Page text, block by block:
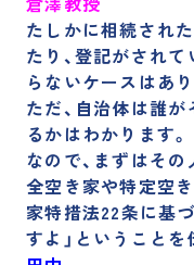
たしかに相続され
たり、登記がされ
らないケースはあり
ただ、自治体は誰
るかはわかります。
なので、まずはそ
全空き家や特定空
家特措法22条に基
すよ」ということを